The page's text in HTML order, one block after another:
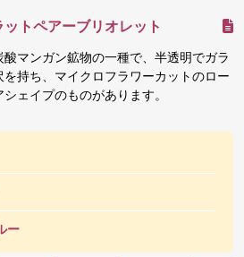
トペアーブリオレット
マンガン鉱物の一種で、半透明でガラ
持ち、マイクロフラワーカットのロー
ェイプのものがあります。
ー